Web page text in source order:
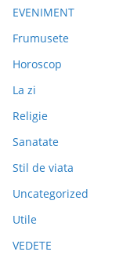
EVENIMENT
Frumusete
Horoscop
La zi
Religie
Sanatate
Stil de viata
Uncategorized
Utile
VEDETE